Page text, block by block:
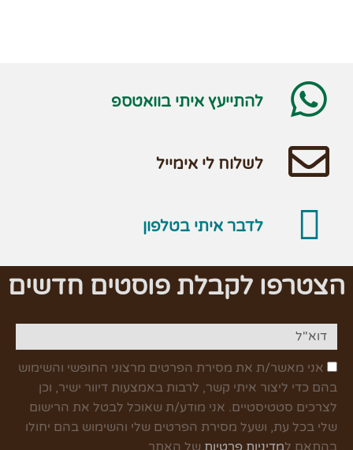
להתייעץ איתי בוואטספ
לשלוח לי אימייל
לדבר איתי בטלפון
הצטרפו לקבלת פוסטים חדשים
אני מאשר/ת את מסירת הפרטים מרצוני החופשי והשימוש
בהם כדי ליצור איתי קשר, לרבות באמצעות דיוור ישיר, וכן
לצרכים סטטיסטיים. אני מודע/ת שאוכל לבטל את הרישום
שלי בכל עת, ושעל מסירת הפרטים שלי והשימוש בהם יחולו
בהתאם למדיניות פרטיות של האתר